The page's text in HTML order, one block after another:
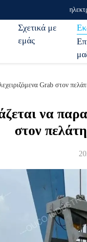
Σχετικά με
εμάς
Grab στον
να
στον